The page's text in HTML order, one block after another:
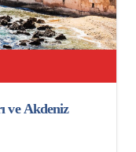
ve Akdeniz